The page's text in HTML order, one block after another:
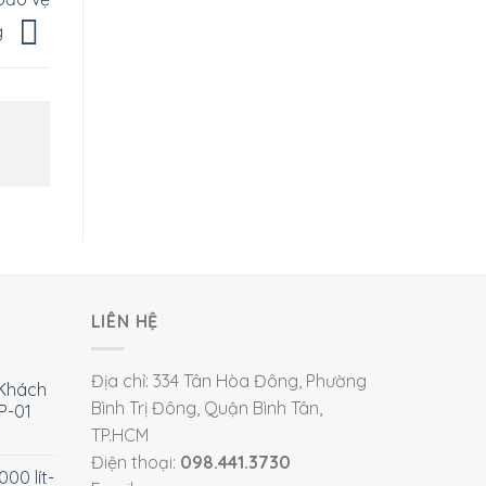
01
lít-
LIÊN HỆ
Địa chỉ: 334 Tân Hòa Đông, Phường
Bình Trị Đông, Quận Bình Tân,
TP.HCM
Điện thoại: 098.441.3730